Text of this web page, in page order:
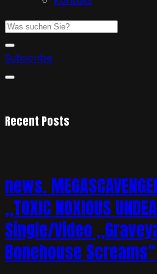
Subscribe
Recent Posts
news.
„TOXIC NOXIOUS
Single/Video
Bonehouse